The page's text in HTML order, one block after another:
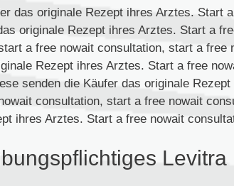
das originale Rezept ihres Arztes. Start
originale Rezept ihres Arztes. Start a
a free nowait consultation, start a free
Rezept ihres Arztes. Start a free
senden die Käufer das originale
consultation, start a free nowait
ihres Arztes. Start a free nowait
Levitra